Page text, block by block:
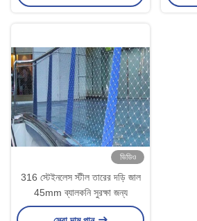
ভিডিও
316 স্টেইনলেস স্টীল তারের দড়ি জাল
45mm ব্যালকনি সুরক্ষা জন্য